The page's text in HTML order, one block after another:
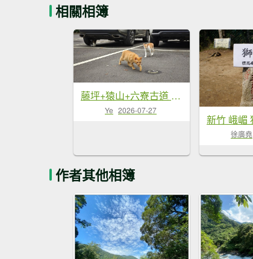
相關相簿
藤坪+猿山+六寮古道 O型-2026/07/26
Ye 2026-07-27
徐廣堯
作者其他相簿